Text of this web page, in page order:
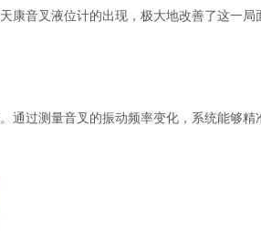
音叉液位计的出现，极大地改善了这一局
通过测量音叉的振动频率变化，系统能够精